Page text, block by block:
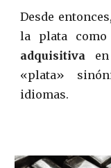
Desde
la plata como
adquisitiva
«plata»
idiomas.